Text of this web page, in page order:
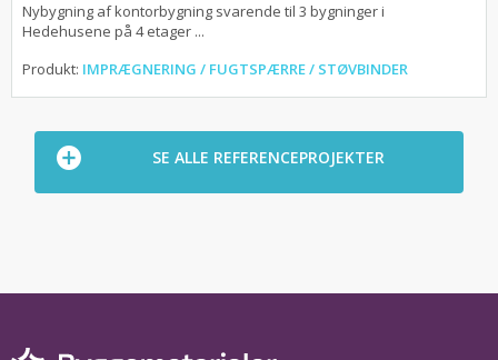
Nybygning af kontorbygning svarende til 3 bygninger i
Hedehusene på 4 etager ...
Produkt: IMPRÆGNERING / FUGTSPÆRRE / STØVBINDER
SE ALLE REFERENCEPROJEKTER